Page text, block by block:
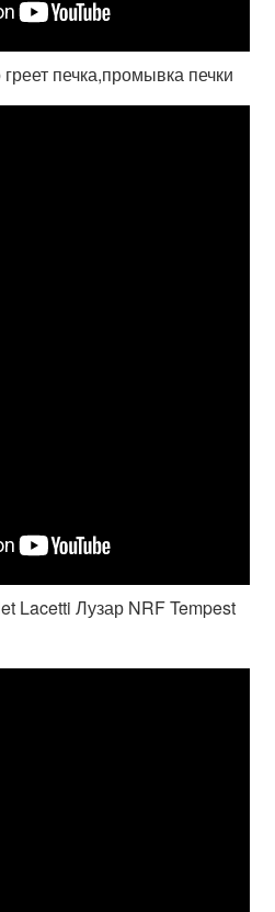
печка,промывка печки
Lacetti Лузар NRF Tempest